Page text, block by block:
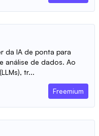
da IA de ponta para
análise de dados. Ao
tr...
Freemium